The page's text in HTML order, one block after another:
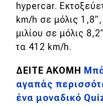
hypercar.
km/h σε μόλις 1,8”
μιλίου σε μόλις 8,2”
τα 412 km/h.
ΔΕΙΤΕ ΑΚΟΜΗ
αγαπάς
ένα μοναδικό